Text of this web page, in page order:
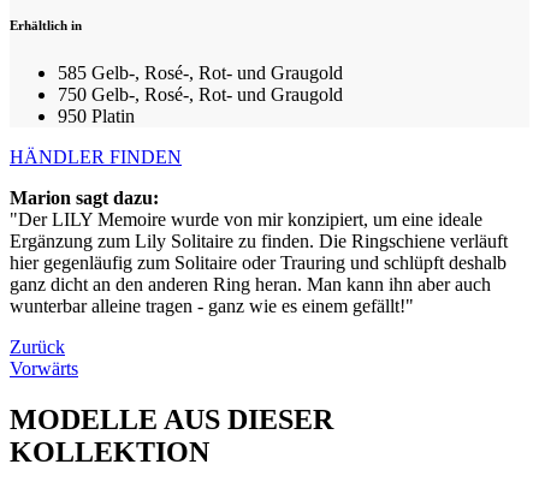
Erhältlich in
585 Gelb-, Rosé-, Rot- und Graugold
750 Gelb-, Rosé-, Rot- und Graugold
950 Platin
HÄNDLER FINDEN
Marion sagt dazu:
"Der LILY Memoire wurde von mir konzipiert, um eine ideale
Ergänzung zum Lily Solitaire zu finden. Die Ringschiene verläuft
hier gegenläufig zum Solitaire oder Trauring und schlüpft deshalb
ganz dicht an den anderen Ring heran. Man kann ihn aber auch
wunterbar alleine tragen - ganz wie es einem gefällt!"
Zurück
Vorwärts
MODELLE AUS DIESER
KOLLEKTION